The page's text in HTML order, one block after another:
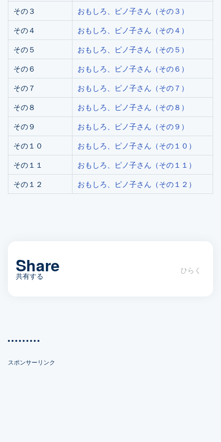
その３
おもしろ、ピノ子さん（その３）
その４
おもしろ、ピノ子さん（その４）
その５
おもしろ、ピノ子さん（その５）
その６
おもしろ、ピノ子さん（その６）
その７
おもしろ、ピノ子さん（その７）
その８
おもしろ、ピノ子さん（その８）
その９
おもしろ、ピノ子さん（その９）
その１０
おもしろ、ピノ子さん（その１０）
その１１
おもしろ、ピノ子さん（その１１）
その１２
おもしろ、ピノ子さん（その１２）
Share
共有する
スポンサーリンク